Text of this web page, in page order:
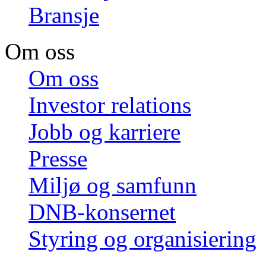
Bransje
Om oss
Om oss
Investor relations
Jobb og karriere
Presse
Miljø og samfunn
DNB-konsernet
Styring og organisiering